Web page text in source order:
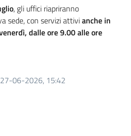
, gli uffici riapriranno
sede, con servizi attivianche in
dalle ore 9.00 alle ore
27-06-2026, 15:42